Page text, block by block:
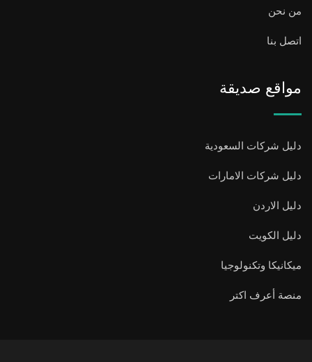
من نحن
اتصل بنا
مواقع صديقة
دليل شركات السعودية
دليل شركات الامارات
دليل الاردن
دليل الكويت
ميكانيكا وتكنولوجيا
منصة أعرف اكتر